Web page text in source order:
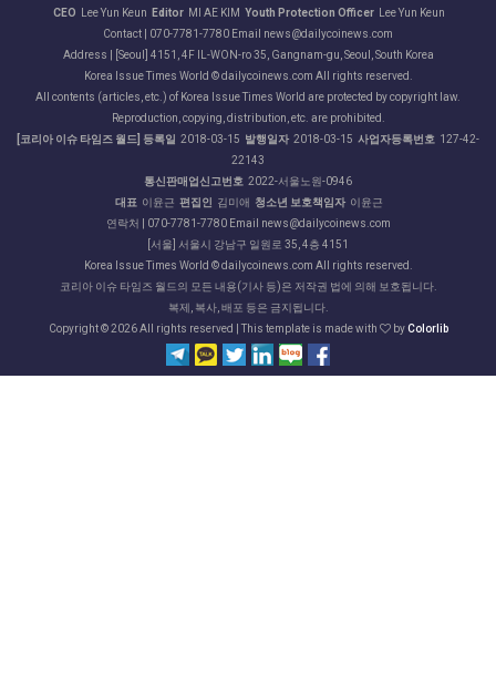
CEO Lee Yun Keun Editor MI AE KIM Youth Protection Officer Lee Yun Keun
Contact | 070-7781-7780 Email news@dailycoinews.com
Address | [Seoul] 4151, 4F IL-WON-ro 35, Gangnam-gu, Seoul, South Korea
Korea Issue Times World © dailycoinews.com All rights reserved.
All contents (articles, etc.) of Korea Issue Times World are protected by copyright law.
Reproduction, copying, distribution, etc. are prohibited.
[코리아 이슈 타임즈 월드] 등록일 2018-03-15 발행일자 2018-03-15 사업자등록번호 127-42-
22143
통신판매업신고번호 2022-서울노원-0946
대표 이윤근 편집인 김미애 청소년 보호책임자 이윤근
연락처 | 070-7781-7780 Email news@dailycoinews.com
[서울] 서울시 강남구 일원로 35, 4층 4151
Korea Issue Times World © dailycoinews.com All rights reserved.
코리아 이슈 타임즈 월드의 모든 내용(기사 등)은 저작권 법에 의해 보호됩니다.
복제, 복사, 배포 등은 금지됩니다.
Copyright ©2026 All rights reserved | This template is made with byColorlib